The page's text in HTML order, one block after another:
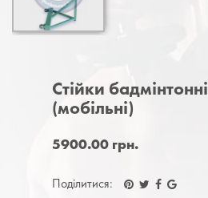
Стійки бадмінтонні
(мобільні)
5900.00 грн.
Поділитися: